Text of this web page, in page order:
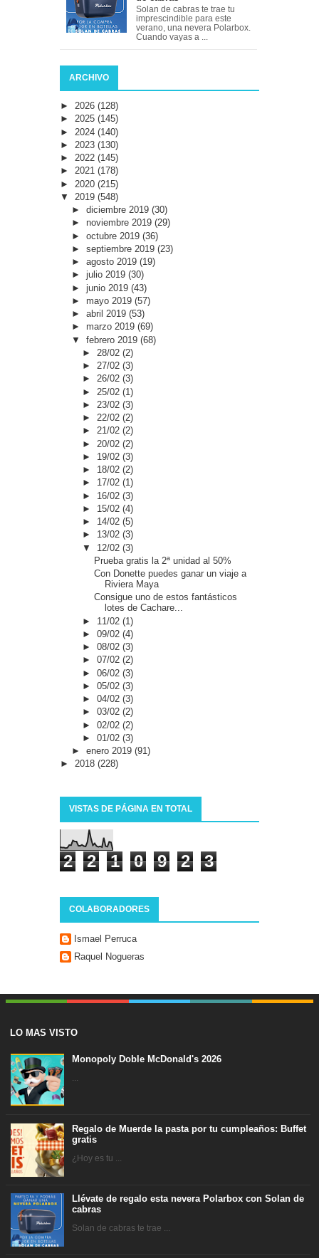
Solan de cabras te trae tu
imprescindible para este
verano, una nevera Polarbox.
Cuando vayas a ...
ARCHIVO
► 2026 (128)
► 2025 (145)
► 2024 (140)
► 2023 (130)
► 2022 (145)
► 2021 (178)
► 2020 (215)
▼ 2019 (548)
► diciembre 2019 (30)
► noviembre 2019 (29)
► octubre 2019 (36)
► septiembre 2019 (23)
► agosto 2019 (19)
► julio 2019 (30)
► junio 2019 (43)
► mayo 2019 (57)
► abril 2019 (53)
► marzo 2019 (69)
▼ febrero 2019 (68)
► 28/02(2)
►27/02(3)
►26/02(3)
► 25/02(1)
► 23/02(3)
►22/02(2)
►21/02(2)
► 20/02(2)
► 19/02(3)
► 18/02(2)
► 17/02(1)
► 16/02(3)
► 15/02(4)
► 14/02(5)
► 13/02(3)
▼ 12/02(3)
Prueba gratis la 2ª unidad al 50%
Con Donette puedes ganar un viaje a
Riviera Maya
Consigue uno de estos fantásticos
lotes de Cachare...
► 11/02(1)
►09/02(4)
►08/02(3)
►07/02(2)
►06/02(3)
►05/02(3)
►04/02(3)
►03/02(2)
►02/02(2)
►01/02(3)
► enero 2019 (91)
► 2018 (228)
VISTAS DE PÁGINA EN TOTAL
2 2 1 0 9 2 3
COLABORADORES
Ismael Perruca
Raquel Nogueras
LO MAS VISTO
Monopoly Doble McDonald's 2026
Regalo de Muerde la pasta por tu cumpleaños: Buffet
gratis
¿Hoy es tu ...
Llévate de regalo esta nevera Polarbox con Solan de
cabras
Solan de cabras te trae ...